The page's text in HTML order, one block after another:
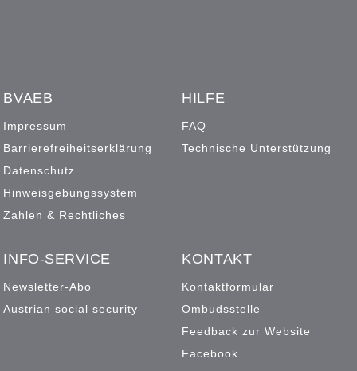
BVAEB
Impressum
Barrierefreiheitserklärung
Datenschutz
Hinweisgebungssystem
Zahlen & Rechtliches
HILFE
FAQ
Technische Unterstützung
INFO-SERVICE
Newsletter-Abo
Austrian social security
KONTAKT
Kontaktformular
Ombudsstelle
Feedback zur Website
Facebook